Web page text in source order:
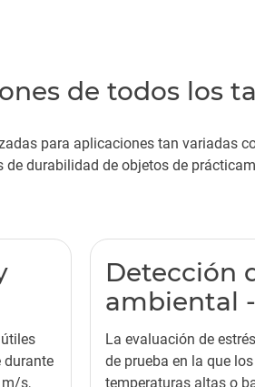
de todos los
para aplicaciones tan variadas
de durabilidad de objetos de
durante
m/s,
Detección
ambiental -
La evaluación de
de prueba en la que
temperaturas altas o